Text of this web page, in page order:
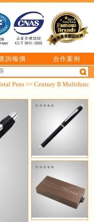
詢報價
合作案例
Pens >> Century II Multifunc